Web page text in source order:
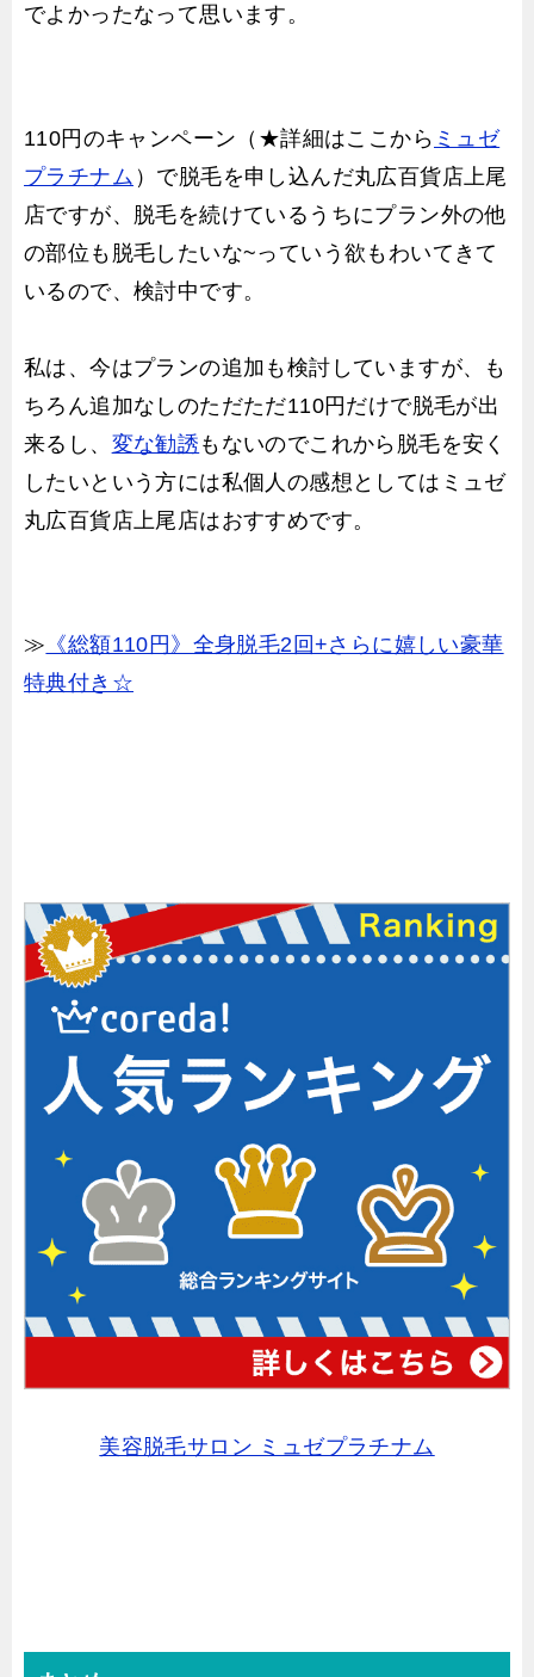
でよかったなって思います。
110円のキャンペーン（★詳細はここから ミュゼ
プラチナム ）で脱毛を申し込んだ丸広百貨店上尾
店ですが、脱毛を続けているうちにプラン外の他
の部位も脱毛したいな~っていう欲もわいてきて
いるので、検討中です。
私は、今はプランの追加も検討していますが、も
ちろん追加なしのただただ110円だけで脱毛が出
来るし、 変な勧誘 もないのでこれから脱毛を安く
したいという方には私個人の感想としてはミュゼ
丸広百貨店上尾店はおすすめです。
≫ 《総額110円》全身脱毛2回+さらに嬉しい豪華
特典付き☆
美容脱毛サロン ミュゼプラチナム